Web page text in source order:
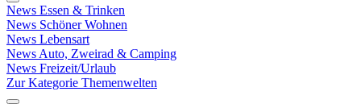
News Essen & Trinken
News Schöner Wohnen
News Lebensart
News Auto, Zweirad & Camping
News Freizeit/Urlaub
Zur Kategorie Themenwelten